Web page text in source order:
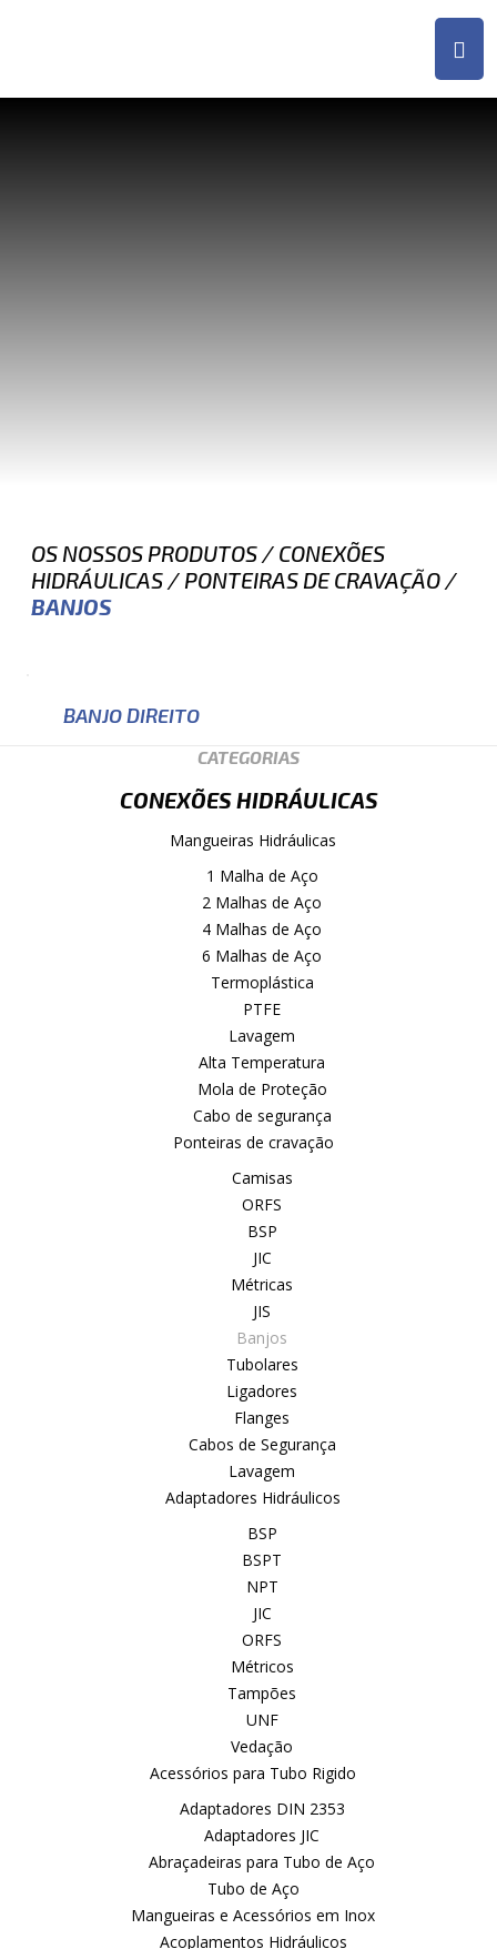
OS NOSSOS PRODUTOS / CONEXÕES
HIDRÁULICAS / PONTEIRAS DE CRAVAÇÃO /
BANJOS
CATEGORIAS
CONEXÕES HIDRÁULICAS
Mangueiras Hidráulicas
1 Malha de Aço
2 Malhas de Aço
4 Malhas de Aço
6 Malhas de Aço
Termoplástica
PTFE
Lavagem
Alta Temperatura
Mola de Proteção
Cabo de segurança
Ponteiras de cravação
Camisas
ORFS
BSP
JIC
Métricas
JIS
Banjos
Tubolares
Ligadores
Flanges
Cabos de Segurança
Lavagem
Adaptadores Hidráulicos
BSP
BSPT
NPT
JIC
ORFS
Métricos
Tampões
UNF
Vedação
Acessórios para Tubo Rigido
Adaptadores DIN 2353
Adaptadores JIC
Abraçadeiras para Tubo de Aço
Tubo de Aço
Mangueiras e Acessórios em Inox
Acoplamentos Hidráulicos
BANJO DIREITO